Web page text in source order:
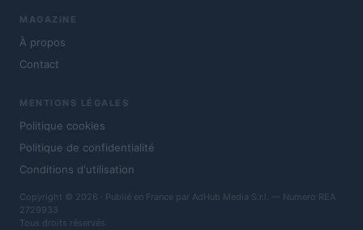
MAGAZINE
À propos
Contact
MENTIONS LÉGALES
Politique cookies
Politique de confidentialité
Conditions d'utilisation
Copyright © 2026 · Publié en France par AdHub Media S.r.l. — Numero REA
2729933
Tous droits réservés